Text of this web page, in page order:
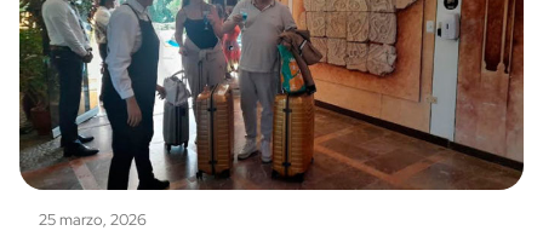
25 marzo, 2026